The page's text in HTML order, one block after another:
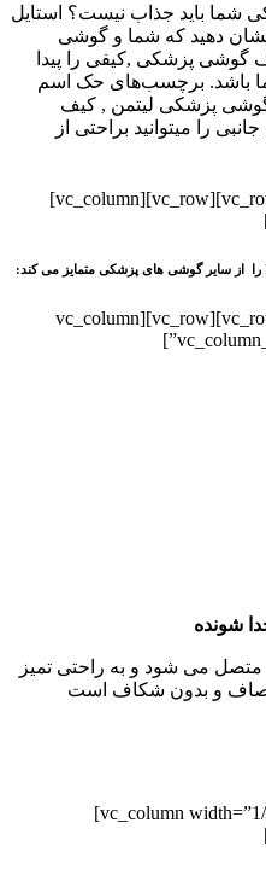
باید جذاب نیست؟ استایل
نشان دهید که شما و گوشی
گوشی پزشکی ,کیفی را پیدا
باشد. برچسب‌های حک اسم
)گوشی پزشکی لیتمن , کیف
را میتوانید براحتی از
[/vc_column_text][/vc_column][/vc_row][vc_row][vc_column]
[/vc_column_text][/vc_column][/vc_row][vc_row][vc_column
شونده
متصل می شود و به راحتی تمیز
صاف و بدون شکاف است
[/vc_column_text][/vc_column][vc_column width=”1/3″]